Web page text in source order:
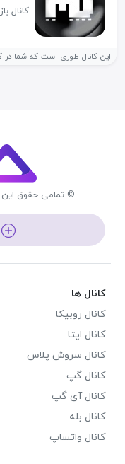
کانال
این کانال طوری است که شما در
© تمامی حقوق
کانال ها
کانال روبیکا
کانال ایتا
کانال سروش پلاس
کانال گپ
کانال آی گپ
کانال بله
کانال واتساپ